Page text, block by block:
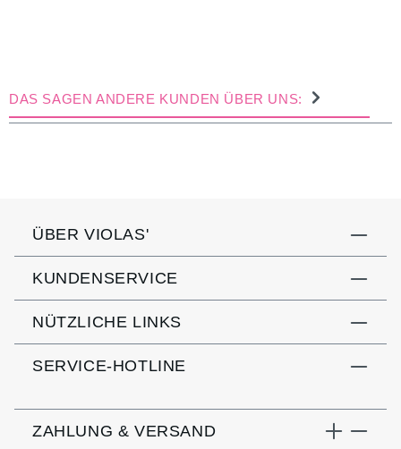
DAS SAGEN ANDERE KUNDEN ÜBER UNS:
ÜBER VIOLAS'
KUNDENSERVICE
NÜTZLICHE LINKS
SERVICE-HOTLINE
ZAHLUNG & VERSAND